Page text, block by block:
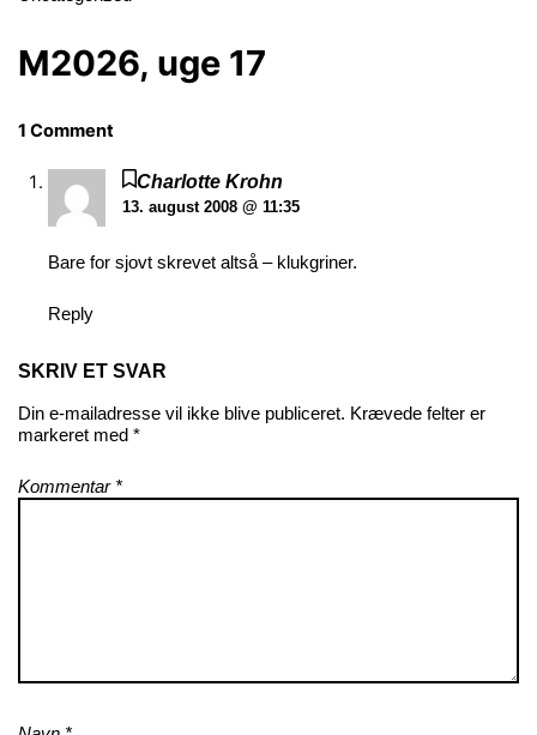
M2026, uge 17
1 Comment
Charlotte Krohn
13. august 2008 @ 11:35
Bare for sjovt skrevet altså – klukgriner.
Reply
SKRIV ET SVAR
Din e-mailadresse vil ikke blive publiceret. Krævede felter er
markeret med *
Kommentar *